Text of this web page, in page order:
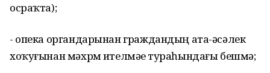
осраҡта);
- опека органдарынан граждандың ата-әсәлек
хоҡуғынан мәхрүм ителмәүе тураһындағы бешмә;